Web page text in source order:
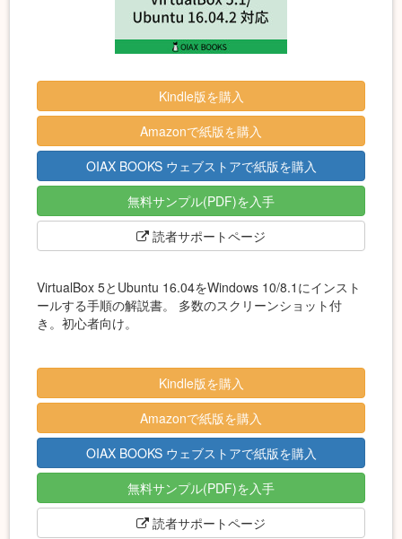
Kindle版を購入
Amazonで紙版を購入
OIAX BOOKS ウェブストアで紙版を購入
無料サンプル(PDF)を入手
読者サポートページ
VirtualBox 5とUbuntu 16.04をWindows 10/8.1にインスト
ールする手順の解説書。 多数のスクリーンショット付
き。初心者向け。
Kindle版を購入
Amazonで紙版を購入
OIAX BOOKS ウェブストアで紙版を購入
無料サンプル(PDF)を入手
読者サポートページ